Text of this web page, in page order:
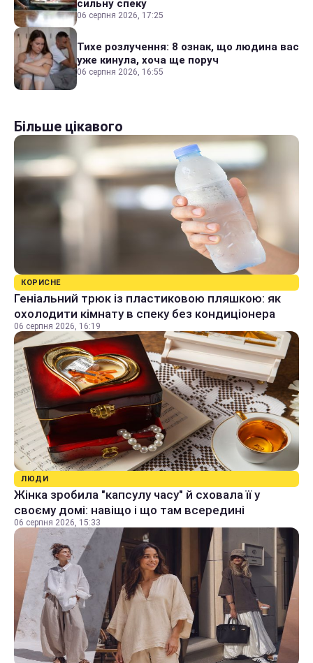
сильну спеку
06 серпня 2026, 17:25
Тихе розлучення: 8 ознак, що людина вас
уже кинула, хоча ще поруч
06 серпня 2026, 16:55
Більше цікавого
КОРИСНЕ
Геніальний трюк із пластиковою пляшкою: як
охолодити кімнату в спеку без кондиціонера
06 серпня 2026, 16:19
ЛЮДИ
Жінка зробила "капсулу часу" й сховала її у
своєму домі: навіщо і що там всередині
06 серпня 2026, 15:33